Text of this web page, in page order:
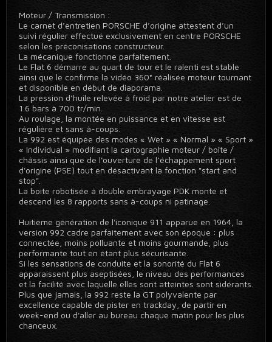
Moteur / Transmission :
Le carnet d’entretien PORSCHE d’origine attestent d’un
suivi régulier effectué exclusivement en centre PORSCHE
selon les préconisations constructeur.
La mécanique fonctionne parfaitement.
Le Flat 6 démarre au quart de tour et le ralenti est stable
ainsi que le confirme la vidéo 360° réalisée moteur tournant
et disponible en début de diaporama.
La pression d’huile relevée à froid par notre atelier est de
1.6 bars à 700 tr/min.
Au roulage, la montée en puissance et en vitesse est
régulière et sans à-coups.
La 992 est équipée des modes « Wet » « Normal » « Sport »
« Individual » modifiant la cartographie moteur / boîte /
châssis ainsi que de l'ouverture de l’échappement sport
d'origine (PSE) tout en désactivant la fonction "start and
stop".
La boite robotisée à double embrayage PDK monte et
descend les 8 rapports sans à-coups ni patinage.
Huitième génération de l'iconique 911 apparue en 1964, la
version 992 cadre parfaitement avec son époque : plus
connectée, moins polluante et moins gourmande, plus
performante tout en étant plus sécurisante.
Si les sensations de conduite et la sonorité du Flat 6
apparaissent plus aseptisées, le niveau des performances
et la facilité avec laquelle elles sont atteintes sont sidérants.
Plus que jamais, la 992 reste la GT polyvalente par
excellence capable de pister en trackday, de partir en
week-end ou d'aller au bureau chaque matin pour les plus
chanceux.